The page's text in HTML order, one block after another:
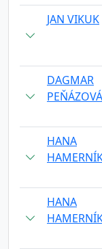
JAN VIKUK
DAGMAR
PEŇÁZOVÁ
HANA
HANA